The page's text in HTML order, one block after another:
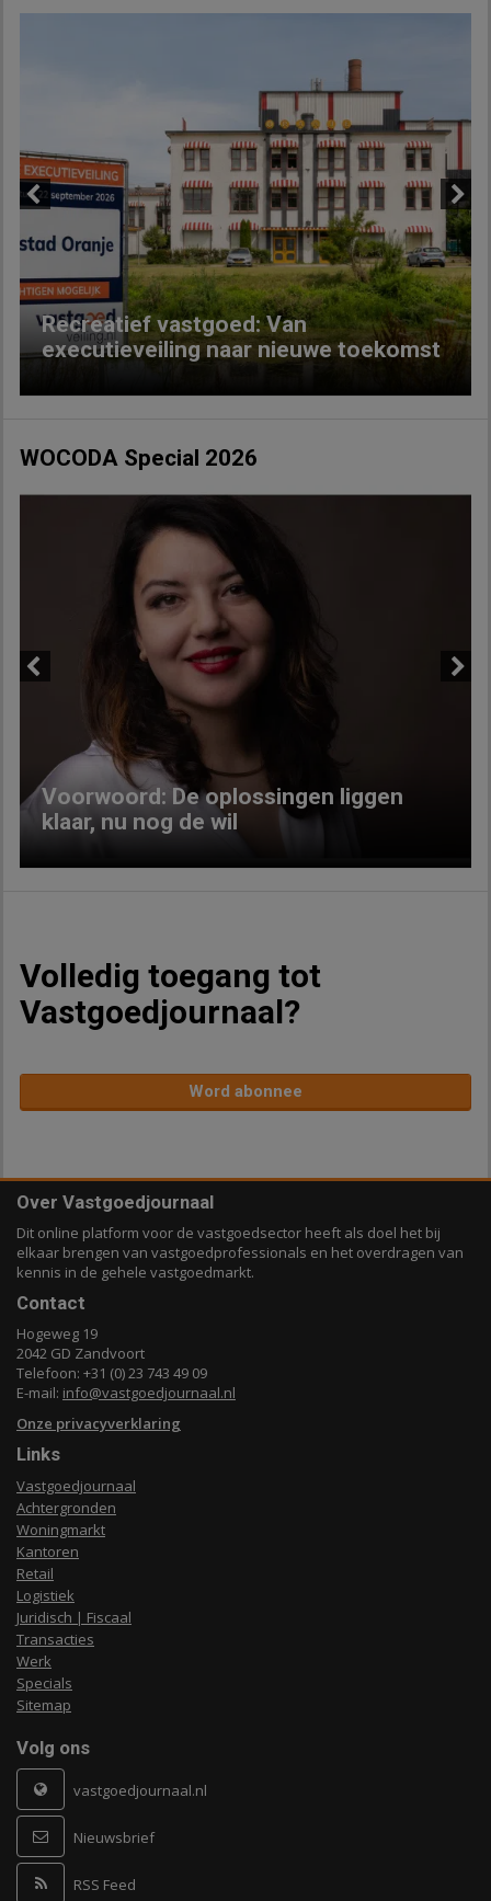
Recreatief vastgoed: Van
executieveiling naar nieuwe toekomst
Next
WOCODA Special 2026
Voorwoord: De oplossingen liggen
klaar, nu nog de wil
Volledig toegang tot
Vastgoedjournaal?
Word abonnee
Over Vastgoedjournaal
Dit online platform voor de vastgoedsector heeft als doel het bij
elkaar brengen van vastgoedprofessionals en het overdragen van
kennis in de gehele vastgoedmarkt.
Contact
Hogeweg 19
2042 GD Zandvoort
Telefoon: +31 (0) 23 743 49 09
E-mail: info@vastgoedjournaal.nl
Onze privacyverklaring
Links
Vastgoedjournaal
Achtergronden
Woningmarkt
Kantoren
Retail
Logistiek
Juridisch | Fiscaal
Transacties
Werk
Specials
Sitemap
Volg ons
vastgoedjournaal.nl
Nieuwsbrief
RSS Feed